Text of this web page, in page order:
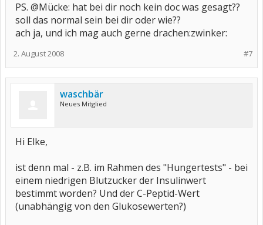
PS. @Mücke: hat bei dir noch kein doc was gesagt??
soll das normal sein bei dir oder wie??
ach ja, und ich mag auch gerne drachen:zwinker:
#7
2. August 2008
waschbär
Neues Mitglied
Hi Elke,
ist denn mal - z.B. im Rahmen des "Hungertests" - bei
einem niedrigen Blutzucker der Insulinwert
bestimmt worden? Und der C-Peptid-Wert
(unabhängig von den Glukosewerten?)